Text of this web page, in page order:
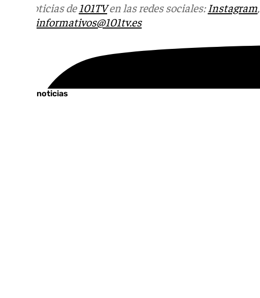
Más noticias de101TVen las redes sociales:Instagram,
informativos@101tv.es
Últimas noticias